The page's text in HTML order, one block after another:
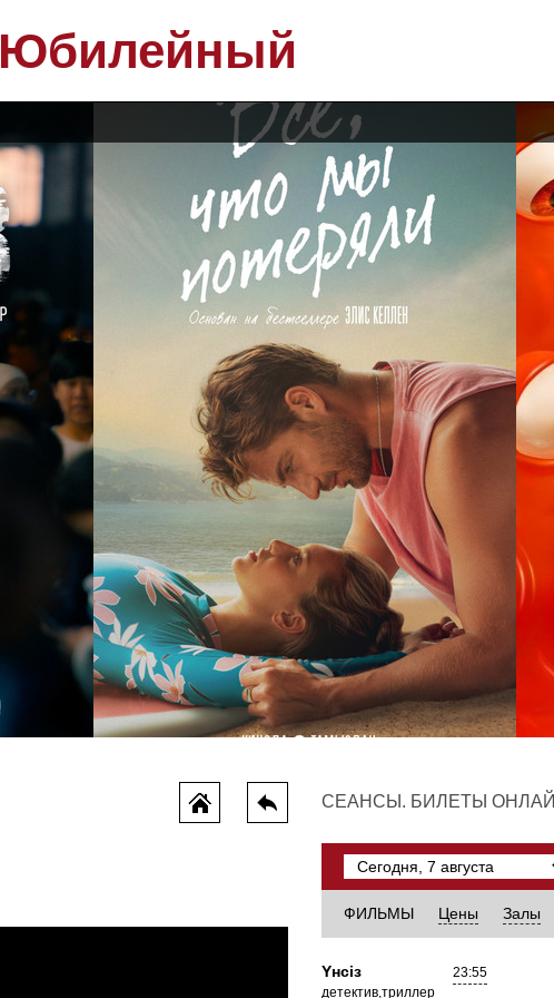
Юбилейный
Всё, что мы потеряли
драма, мелодрама
СЕАНСЫ. БИЛЕТЫ
ФИЛЬМЫ Цены Залы
Yнсiз
детектив,триллер
23:55